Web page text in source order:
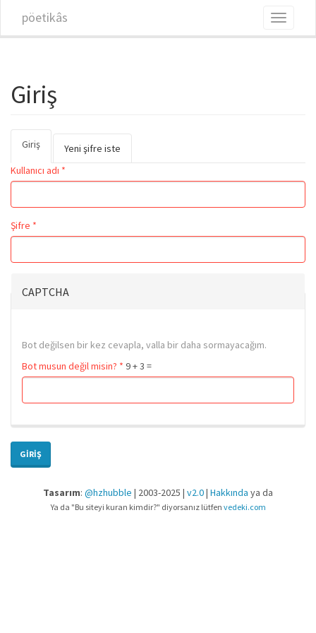
pöetikâs
Toggle
Giriş
Birincil sekmeler
Giriş
Yeni şifre iste
Kullanıcı adı *
Şifre *
CAPTCHA
Bot değilsen bir kez cevapla, valla bir daha sormayacağım.
Bot musun değil misin? * 9 + 3 =
GIRIŞ
Tasarım: @hzhubble | 2003-2025 | v2.0| Hakkında ya da
Ya da "Bu siteyi kuran kimdir?" diyorsanız lütfen vedeki.com